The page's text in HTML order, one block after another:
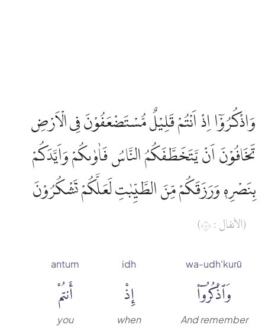
وَاذْكُرُوْٓا اِذْ اَنْتُمْ قَلِيْلٌ مُّسْتَضْعَفُوْنَ فِى الْاَرْضِ
تَخَافُوْنَ اَنْ يَّتَخَطَّفَكُمُ النَّاسُ فَاٰوٰىكُمْ وَاَيَّدَكُمْ
بِنَصْرِهٖ وَرَزَقَكُمْ مِّنَ الطَّيِّبٰتِ لَعَلَّكُمْ تَشْكُرُوْنَ
(الأنفال : ٨)
wa-udh'kurū
وَٱذْكُرُوٓا۟
And remember
idh
إِذْ
when
antum
أَنتُمْ
you